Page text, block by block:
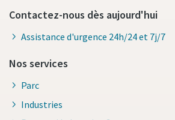
Contactez-nous dès aujourd'hui
Assistance d'urgence 24h/24 et 7j/7
Nos services
Parc
Industries